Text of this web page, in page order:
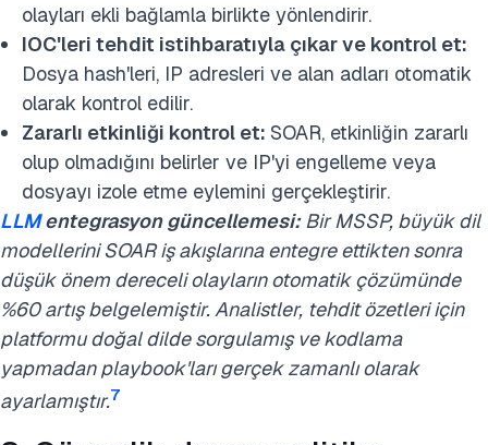
olayları ekli bağlamla birlikte yönlendirir.
IOC'leri tehdit istihbaratıyla çıkar ve kontrol et:
Dosya hash'leri, IP adresleri ve alan adları otomatik
olarak kontrol edilir.
Zararlı etkinliği kontrol et: SOAR, etkinliğin zararlı
olup olmadığını belirler ve IP'yi engelleme veya
dosyayı izole etme eylemini gerçekleştirir.
LLMentegrasyon güncellemesi:Bir MSSP, büyük dil
modellerini SOAR iş akışlarına entegre ettikten sonra
düşük önem dereceli olayların otomatik çözümünde
%60 artış belgelemiştir. Analistler, tehdit özetleri için
platformu doğal dilde sorgulamış ve kodlama
yapmadan playbook'ları gerçek zamanlı olarak
ayarlamıştır.7